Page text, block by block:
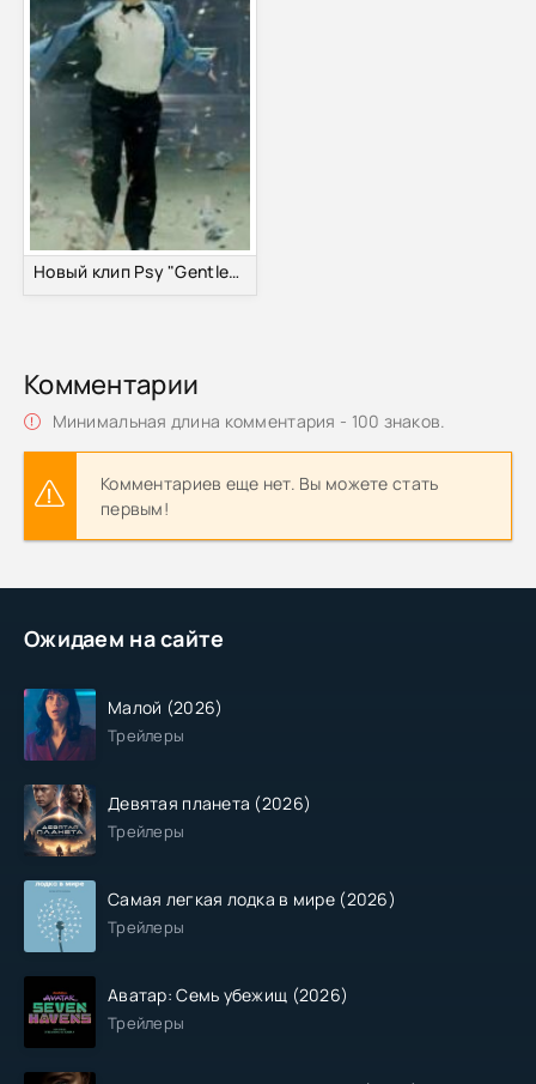
Ожидаем на сайте
Малой (2026)
Трейлеры
Девятая планета (2026)
Трейлеры
Самая легкая лодка в мире (2026)
Трейлеры
Аватар: Семь убежищ (2026)
Трейлеры
Новый клип Psy "Gentlemen " побил рекорды на Youtube
Комментарии
Минимальная длина комментария - 100 знаков.
Комментариев еще нет. Вы можете стать
первым!